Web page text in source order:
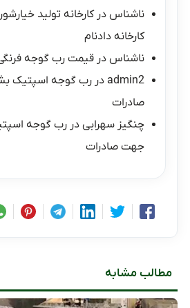
ناشناس درکارخانه تولید
کارخانه دادنام
ناشناس درقیمت رب گوجه فرنگی ۱۰
admin2 دررب گوجه اسپتیک
صادرات
چنگیز سهرابی دررب گوجه
جهت صادرات
مطالب مشابه